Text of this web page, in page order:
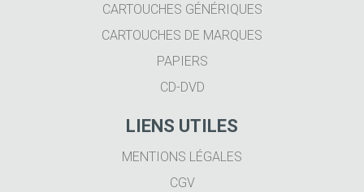
CARTOUCHES GÉNÉRIQUES
CARTOUCHES DE MARQUES
PAPIERS
CD-DVD
LIENS UTILES
MENTIONS LÉGALES
CGV